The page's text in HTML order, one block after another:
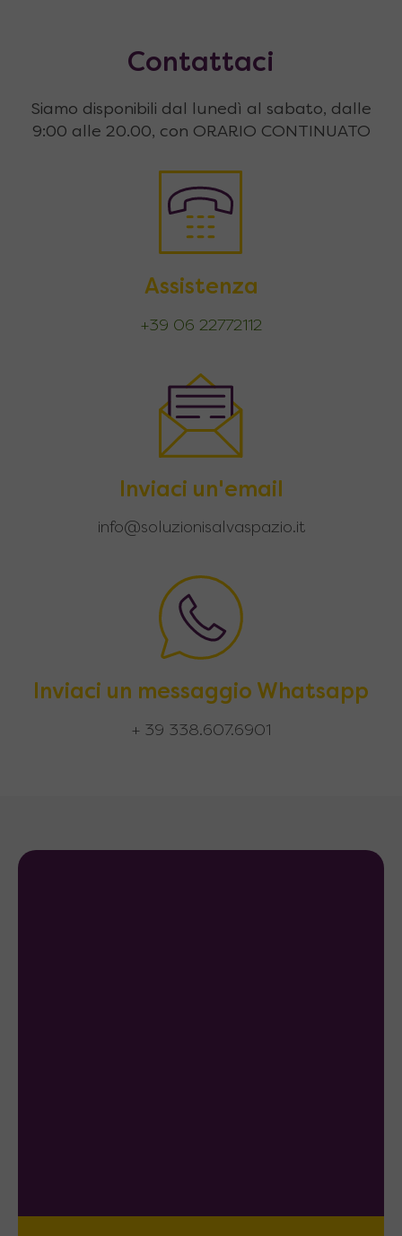
Contattaci
Siamo disponibili dal lunedì al sabato, dalle
9:00 alle 20.00, con ORARIO CONTINUATO
Assistenza
+39 06 22772112
Inviaci un'email
info@soluzionisalvaspazio.it
Inviaci un messaggio Whatsapp
+ 39 338.607.6901